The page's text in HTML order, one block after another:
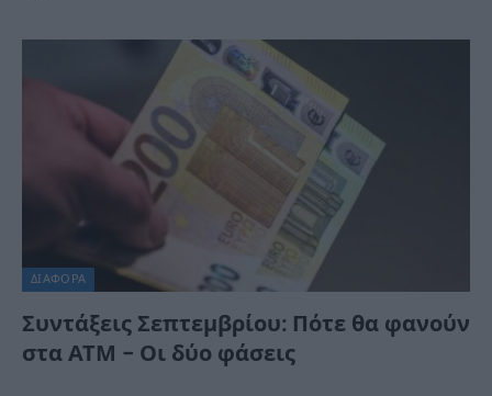
ΔΙΆΦΟΡΑ
Συντάξεις Σεπτεμβρίου: Πότε θα φανούν
στα ΑΤΜ – Οι δύο φάσεις